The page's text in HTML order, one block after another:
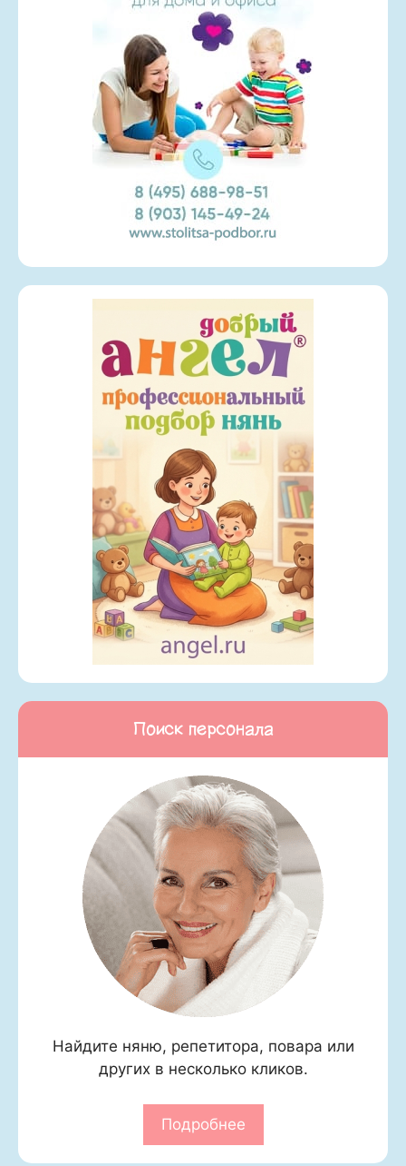
Поиск персонала
Найдите няню, репетитора, повара или
других в несколько кликов.
Подробнее